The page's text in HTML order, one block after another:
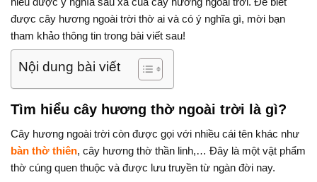
được cây hương ngoài trời thờ ai và có ý nghĩa gì, mời bạn
tham khảo thông tin trong bài viết sau!
Nội dung bài viết
Tìm hiểu cây hương thờ ngoài trời là gì?
Cây hương ngoài trời còn được gọi với nhiều cái tên khác như
bàn thờ thiên, cây hương thờ thần linh,… Đây là một vật phẩm
thờ cúng quen thuộc và được lưu truyền từ ngàn đời nay.